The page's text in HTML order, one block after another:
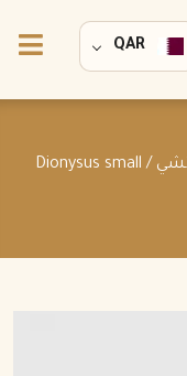
QAR
/ Dionysus small